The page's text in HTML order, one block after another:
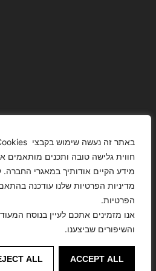
חווית גלישה טובה ותכנים מותאמים
מידע הקיים אודותיך במאגרי החברה.
הפרטיות.
אנו מזמינים אתכם לעיין בנוסח
והשיפורים שביצענו.
ALL ACCEPT ALL
הפרטיות
הצהרת נגישות